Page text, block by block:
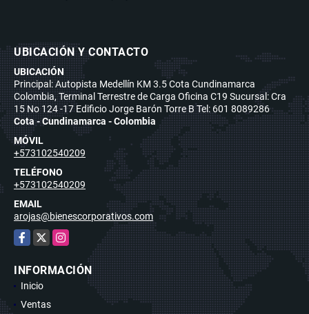
UBICACIÓN Y CONTACTO
UBICACIÓN
Principal: Autopista Medellín KM 3.5 Cota Cundinamarca
Colombia, Terminal Terrestre de Carga Oficina C19 Sucursal: Cra
15 No 124 -17 Edificio Jorge Barón Torre B Tel: 601 8089286
Cota - Cundinamarca - Colombia
MÓVIL
+573102540209
TELÉFONO
+573102540209
EMAIL
arojas@bienescorporativos.com
Facebook
X Instagram
INFORMACIÓN
Inicio
Ventas